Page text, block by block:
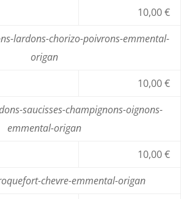
10,00 €
lardons-chorizo-poivrons-emmental-
origan
10,00 €
saucisses-champignons-oignons-
emmental-origan
10,00 €
chevre-emmental-origan